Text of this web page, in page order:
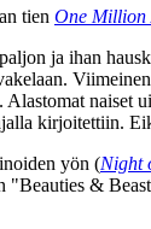
tien One Million
ja ihan
naiset
kirjoitettiin.
yön (Night
&